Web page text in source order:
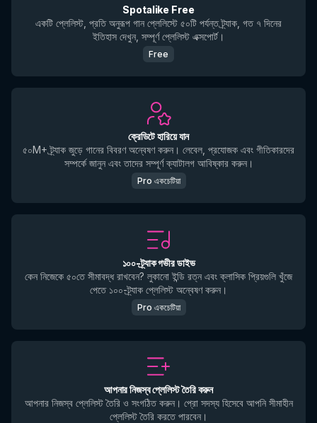
Spotalike Free
একটি প্লেলিস্ট, প্রতি অনুরূপ গান প্লেলিস্টে ৫০টি পর্যন্ত ট্র্যাক, গত ৭ দিনের
ইতিহাস দেখুন, সম্পূর্ণ প্লেলিস্ট এক্সপোর্ট।
Free
ক্রেডিটে হারিয়ে যান
৫০M+ ট্র্যাক জুড়ে গানের বিবরণ অন্বেষণ করুন। লেবেল, প্রযোজক এবং গীতিকারদের
সম্পর্কে জানুন এবং তাদের সম্পূর্ণ ক্যাটালগ আবিষ্কার করুন।
Pro একচেটিয়া
১০০-ট্র্যাক গভীর ডাইভ
কেন নিজেকে ৫০তে সীমাবদ্ধ রাখবেন? লুকানো ইন্ডি রত্ন এবং ক্লাসিক প্রিয়গুলি খুঁজে
পেতে ১০০-ট্র্যাক প্লেলিস্ট অন্বেষণ করুন।
Pro একচেটিয়া
আপনার নিজস্ব প্লেলিস্ট তৈরি করুন
আপনার নিজস্ব প্লেলিস্ট তৈরি ও সংগঠিত করুন। প্রো সদস্য হিসেবে আপনি সীমাহীন
প্লেলিস্ট তৈরি করতে পারবেন।